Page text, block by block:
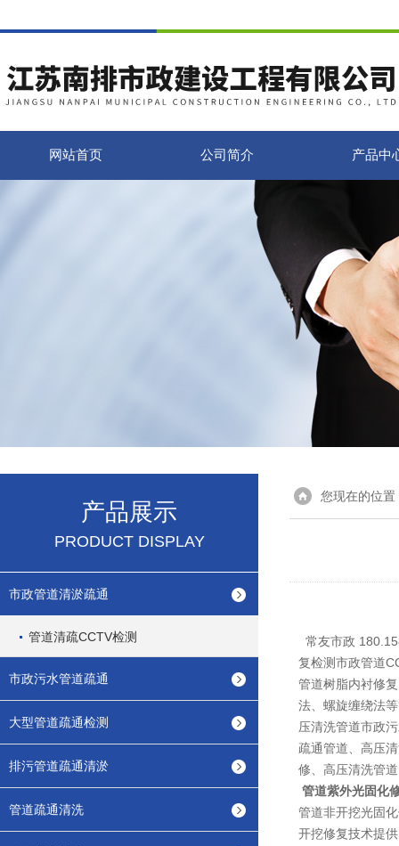
网站首页 公司简介 产品中
产品展示
PRODUCT DISPLAY
市政管道清淤疏通
管道清疏CCTV检测
市政污水管道疏通
大型管道疏通检测
排污管道疏通清淤
管道疏通清洗
您现在的位置
常友市政
复检测市政管道
管道树脂内衬修
法、螺旋缠绕法
压清洗管道市政
疏通管道、高压
修、高压清洗管
管道紫外光固化
管道非开挖光固
开挖修复技术提